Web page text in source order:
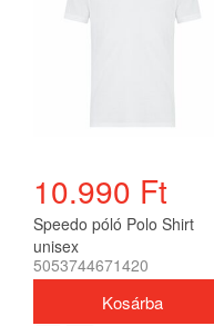
10.990 Ft
Speedo póló Polo Shirt
unisex
5053744671420